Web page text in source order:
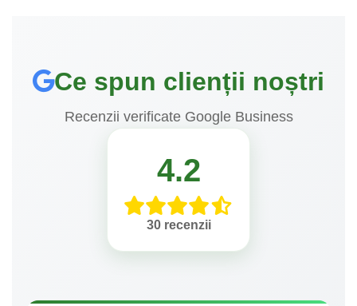
Ce spun clienții noștri
Recenzii verificate Google Business
4.2
30 recenzii